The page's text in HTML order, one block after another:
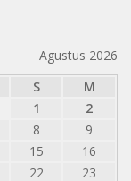
Agustus 2026
S
M
1
2
8
9
15
16
22
23